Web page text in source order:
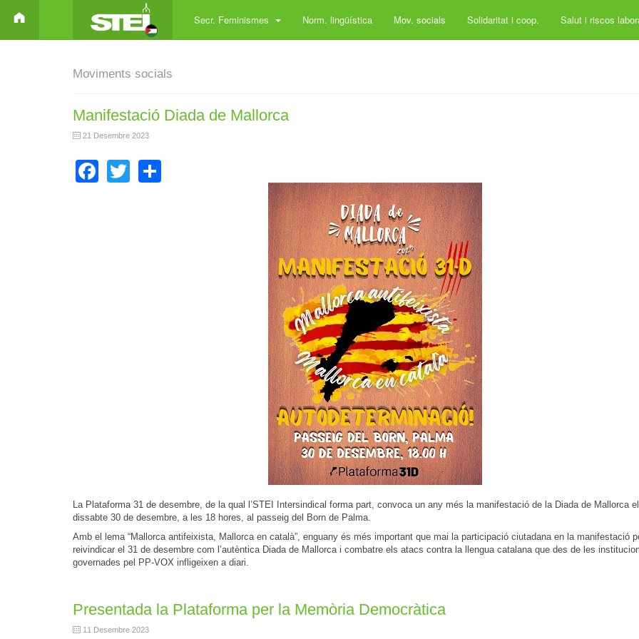
Secr. Feminismes Norm. lingüística Mov. socials Solidaritat i coop. Salut i riscos
Moviments socials
Manifestació Diada de Mallorca
21 Desembre 2023
Facebook
Twitter
La Plataforma 31 de desembre, de la qual l’STEI Intersindical forma part, convoca un any més la manifestació de la Diada de Mallorca
dissabte 30 de desembre, a les 18 hores, al passeig del Born de Palma.
Amb el lema “Mallorca antifeixista, Mallorca en català”, enguany és més important que mai la participació ciutadana en la manifestació
reivindicar el 31 de desembre com l’autèntica Diada de Mallorca i combatre els atacs contra la llengua catalana que des de les
governades pel PP-VOX infligeixen a diari.
Presentada la Plataforma per la Memòria Democràtica
11 Desembre 2023